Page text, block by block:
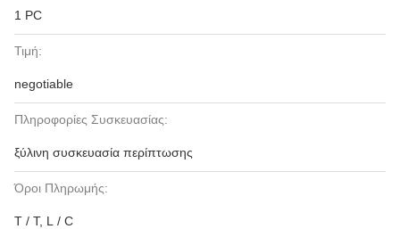
1 PC
Τιμή:
negotiable
Πληροφορίες Συσκευασίας:
ξύλινη συσκευασία περίπτωσης
Όροι Πληρωμής:
T / T, L / C